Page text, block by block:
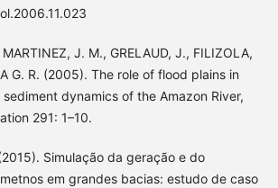
J. M., GRELAUD, J., FILIZOLA,
G. R. (2005). The role of flood plains in
dynamics of the Amazon River,
291: 1–10.
Simulação da geração e do
em grandes bacias: estudo de caso